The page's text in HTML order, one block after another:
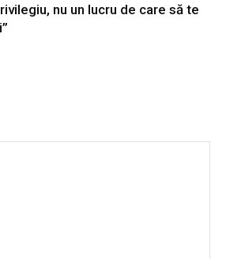
nu un lucru de care să te